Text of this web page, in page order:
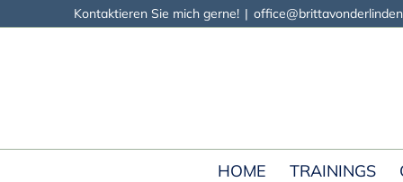
Kontaktieren Sie mich gerne! |
HOME TRAININGS